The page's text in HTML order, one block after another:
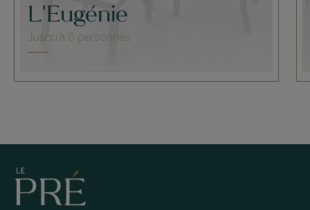
L'Eugénie
Jusqu'à 6 personnes